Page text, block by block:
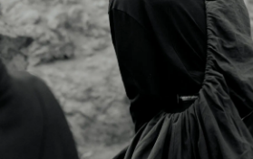
时 尚
球 鞋
生 活
科 技